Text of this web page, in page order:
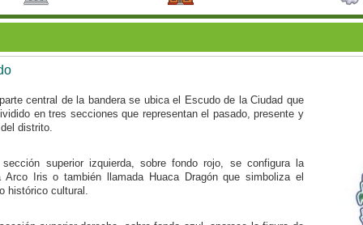
central de la bandera se ubica el Escudo de la Ciudad que
en tres secciones que representan el pasado, presente y
distrito.
superior izquierda, sobre fondo rojo, se configura la
Arco Iris o también llamada Huaca Dragón que simboliza el
histórico cultural.